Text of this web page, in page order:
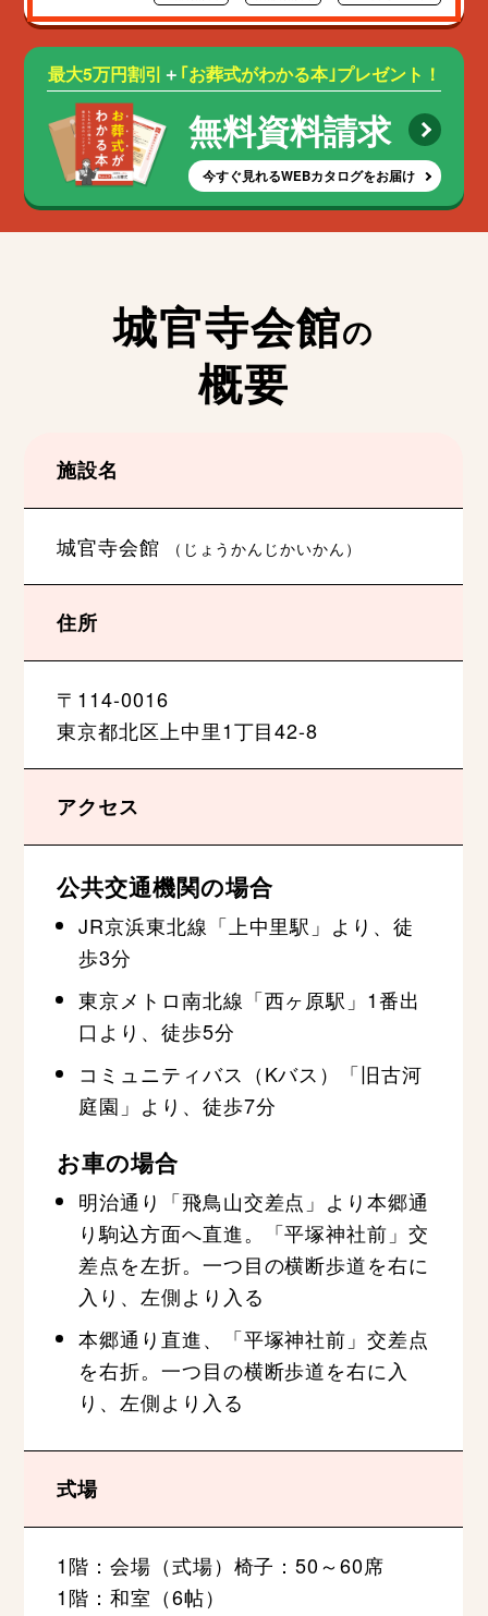
最大5万円割引 ＋ ｢お葬式がわかる本｣プレゼント！
無料資料請求
今すぐ見れるWEBカタログをお届け
城官寺会館の
概要
施設名
城官寺会館 （じょうかんじかいかん）
住所
〒114-0016
東京都北区上中里1丁目42-8
アクセス
公共交通機関の場合
JR京浜東北線「上中里駅」より、徒
歩3分
東京メトロ南北線「西ヶ原駅」1番出
口より、徒歩5分
コミュニティバス（Kバス）「旧古河
庭園」より、徒歩7分
お車の場合
明治通り「飛鳥山交差点」より本郷通
り駒込方面へ直進。「平塚神社前」交
差点を左折。一つ目の横断歩道を右に
入り、左側より入る
本郷通り直進、「平塚神社前」交差点
を右折。一つ目の横断歩道を右に入
り、左側より入る
式場
1階：会場（式場）椅子：50～60席
1階：和室（6帖）